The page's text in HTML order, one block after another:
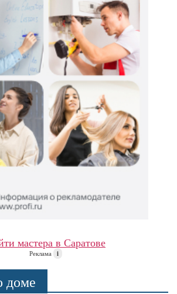
мастера в Саратове
Реклама i
доме